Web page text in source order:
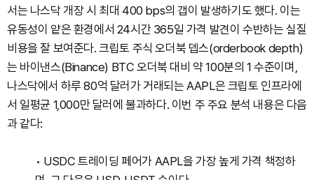
서는 나스닥 개장 시 최대 400 bps의 갭이 발생하기도 했다. 이는
유동성이 얕은 환경에서 24시간 365일 가격 발견이 수반하는 실질
비용을 잘 보여준다. 크립토 주식 오더북 뎁스(orderbook depth)
는 바이낸스(Binance) BTC 오더북 대비 약 100분의 1 수준이며,
나스닥에서 하루 80억 달러가 거래되는 AAPL은 크립토 인프라에
서 일평균 1,000만 달러에 불과하다. 이번 주 주요 분석 내용은 다음
과 같다:
• USDC 트레이딩 페어가 AAPL을 가장 높게 가격 책정하